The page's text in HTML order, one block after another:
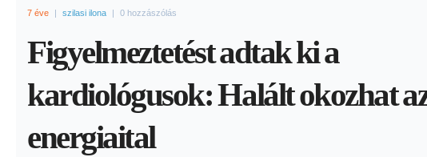
7 éve | szilasi ilona | 0 hozzászólás
Figyelmeztetést adtak ki a
kardiológusok: Halált okozhat
energiaital